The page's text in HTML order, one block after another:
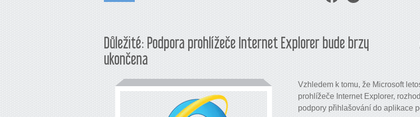
Důležité: Podpora prohlížeče Internet Explorer bude brzy
ukončena
Vzhledem k tomu, že Microsoft
prohlížeče Internet Explorer,
podpory přihlašování do aplikace